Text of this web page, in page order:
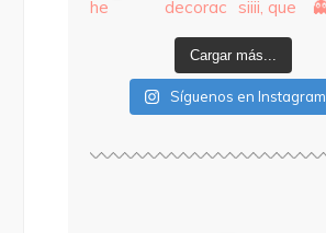
Cargar más...
Síguenos en Instagram